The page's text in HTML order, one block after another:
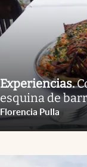
Experiencias.
esquina de
Florencia Pulla